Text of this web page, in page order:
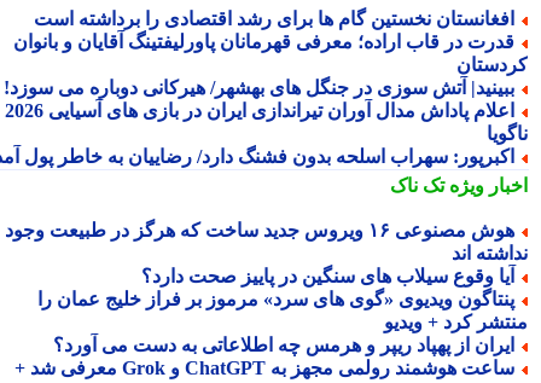
نخستین گام ها برای رشد اقتصادی را برداشته است
در قاب اراده؛ معرفی قهرمانان پاورلیفتینگ آقایان و بانوان
آتش سوزی در جنگل های بهشهر/ هیرکانی دوباره می سوزد!
اعلام پاداش مدال آوران تیراندازی ایران در بازی های آسیایی 2026
سهراب اسلحه بدون فشنگ دارد/ رضاییان به خاطر پول آمد
ویژهتک ناک
هوش مصنوعی ۱۶ ویروس جدید ساخت که هرگز در طبیعت وجود
اند
وقوع سیلاب های سنگین در پاییز صحت دارد؟
ویدیوی «گوی های سرد» مرموز بر فراز خلیج عمان را
کرد + ویدیو
از پهپاد ریپر و هرمس چه اطلاعاتی به دست می آورد؟
ساعت هوشمند رولمی مجهز به ChatGPT و Grok معرفی شد +